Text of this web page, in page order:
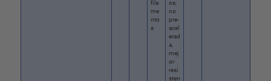
fila
me
nto
s
os,
no
pre-
acel
erad
a,
mej
or
resi
sten